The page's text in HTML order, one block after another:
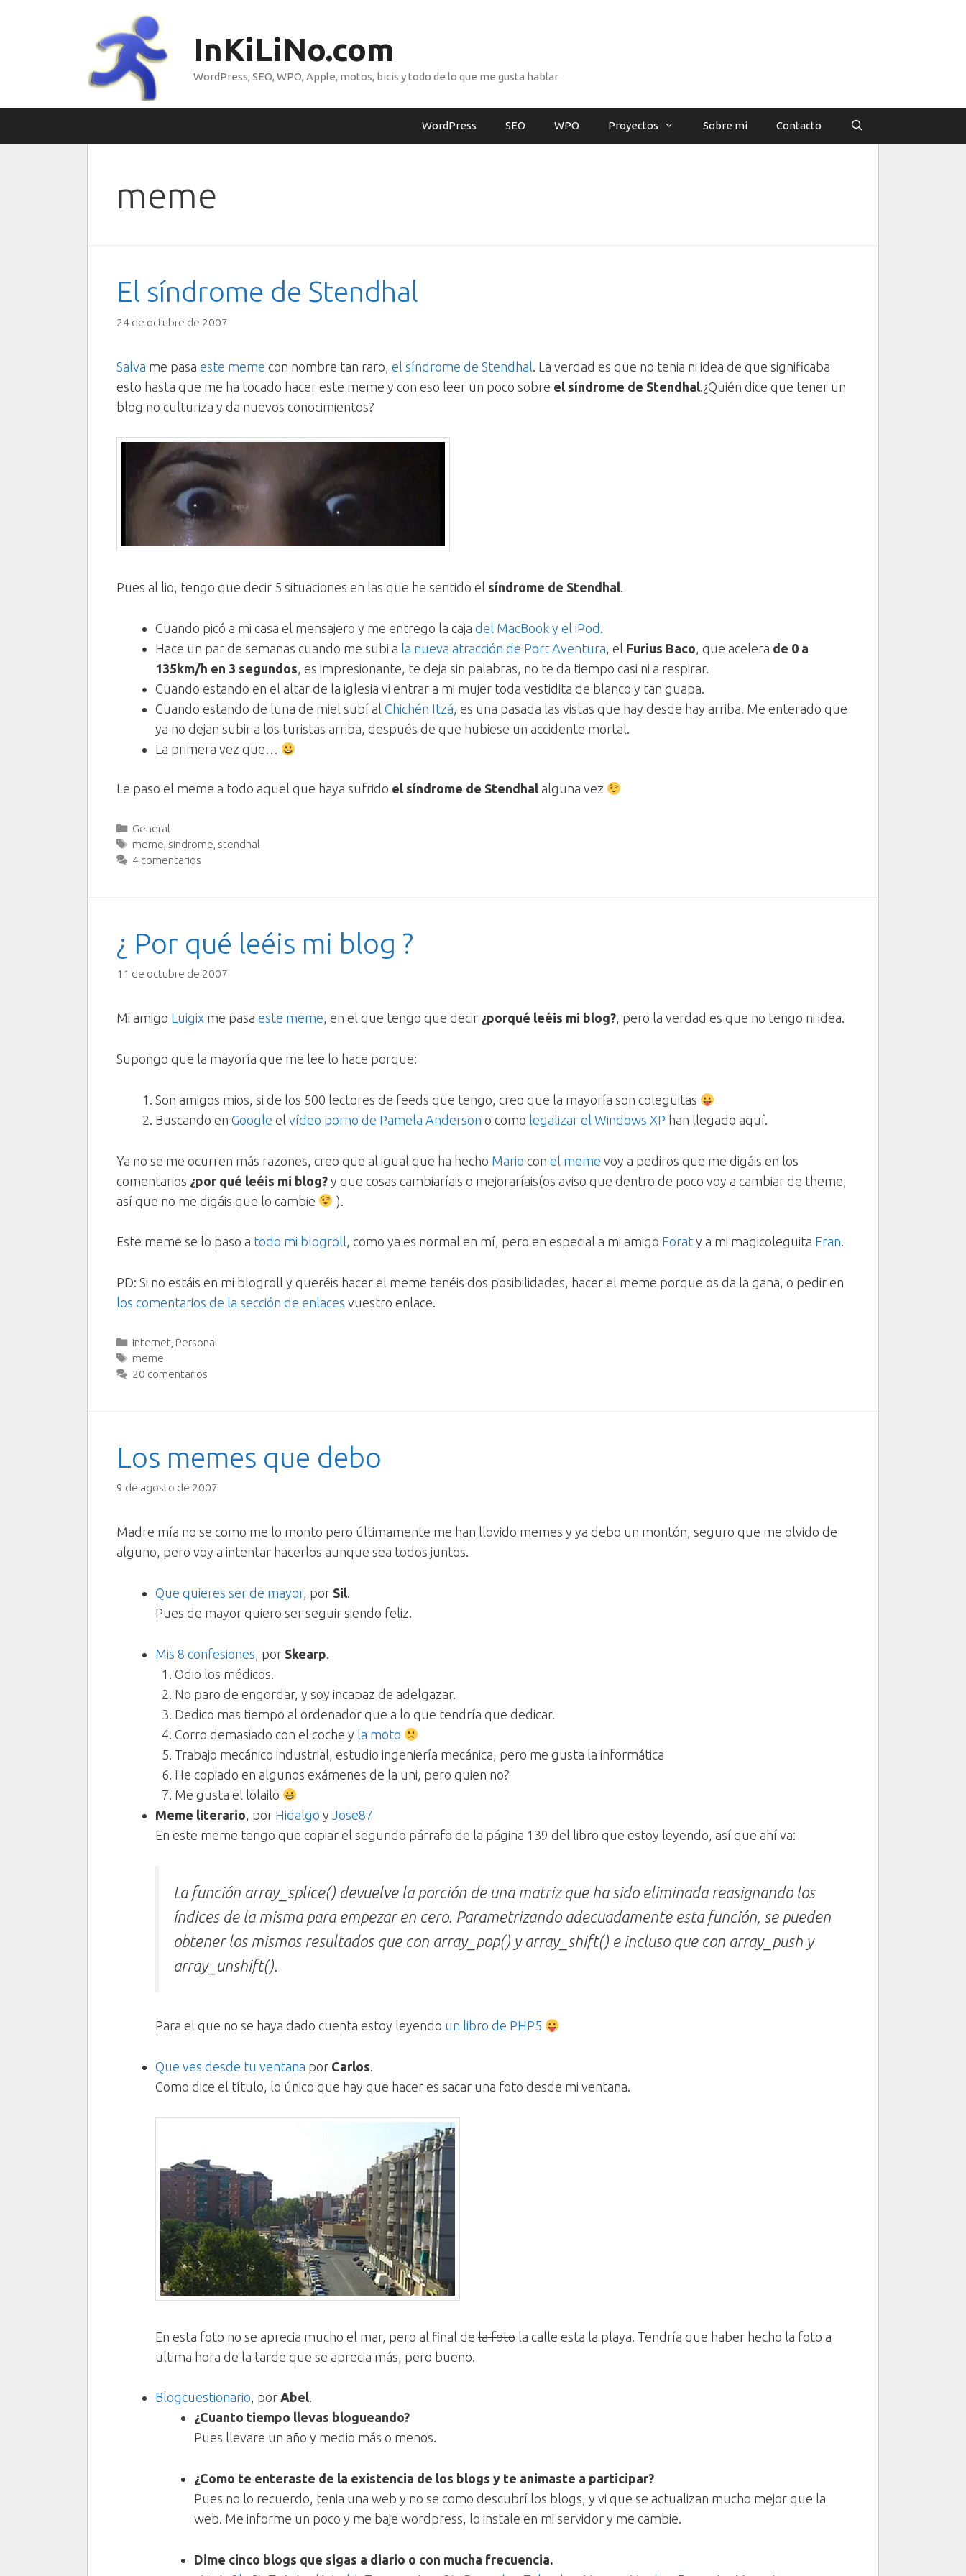
InKiLiNo.com
WordPress, SEO, WPO, Apple, motos, bicis y todo de lo que me gusta hablar
WordPress SEO WPO Proyectos Sobre mí Contacto
meme
El síndrome de Stendhal
24 de octubre de 2007
Salva me pasa este meme con nombre tan raro, el síndrome de Stendhal . La verdad es que no tenia ni idea de que significaba
esto hasta que me ha tocado hacer este meme y con eso leer un poco sobre el síndrome de Stendhal .¿Quién dice que tener un
blog no culturiza y da nuevos conocimientos?
Pues al lio, tengo que decir 5 situaciones en las que he sentido el síndrome de Stendhal.
Cuando picó a mi casa el mensajero y me entrego la caja del MacBook y el iPod .
Hace un par de semanas cuando me subi a la nueva atracción de Port Aventura, el Furius Baco, que acelera de 0 a
135km/h en 3 segundos, es impresionante, te deja sin palabras, no te da tiempo casi ni a respirar.
Cuando estando en el altar de la iglesia vi entrar a mi mujer toda vestidita de blanco y tan guapa.
Cuando estando de luna de miel subí al Chichén Itzá, es una pasada las vistas que hay desde hay arriba. Me enterado que
ya no dejan subir a los turistas arriba, después de que hubiese un accidente mortal.
La primera vez que…
Le paso el meme a todo aquel que haya sufrido el síndrome de Stendhal alguna vez
Categorías
General
Etiquetas
meme sindrome stendhal
4 comentarios
¿ Por qué leéis mi blog ?
11 de octubre de 2007
Mi amigo Luigix me pasa este meme, en el que tengo que decir ¿porqué leéis mi blog?, pero la verdad es que no tengo ni idea.
Supongo que la mayoría que me lee lo hace porque:
Son amigos mios, si de los 500 lectores de feeds que tengo, creo que la mayoría son coleguitas
Buscando en Google el vídeo porno de Pamela Anderson o como legalizar el Windows XP han llegado aquí.
Ya no se me ocurren más razones, creo que al igual que ha hecho Mario con el meme voy a pediros que me digáis en los
comentarios ¿por qué leéis mi blog? y que cosas cambiaríais o mejoraríais(os aviso que dentro de poco voy a cambiar de theme,
así que no me digáis que lo cambie
).
Este meme se lo paso a todo mi blogroll, como ya es normal en mí, pero en especial a mi amigo Forat y a mi magicoleguita Fran.
PD: Si no estáis en mi blogroll y queréis hacer el meme tenéis dos posibilidades, hacer el meme porque os da la gana, o pedir en
los comentarios de la sección de enlaces vuestro enlace.
Categorías
Internet Personal
Etiquetas
meme
20 comentarios
Los memes que debo
9 de agosto de 2007
Madre mía no se como me lo monto pero últimamente me han llovido memes y ya debo un montón, seguro que me olvido de
alguno, pero voy a intentar hacerlos aunque sea todos juntos.
Que quieres ser de mayor, por Sil.
Pues de mayor quiero ser seguir siendo feliz.
Mis 8 confesiones, por Skearp.
Odio los médicos.
No paro de engordar, y soy incapaz de adelgazar.
Dedico mas tiempo al ordenador que a lo que tendría que dedicar.
Corro demasiado con el coche y la moto
Trabajo mecánico industrial, estudio ingeniería mecánica, pero me gusta la informática
He copiado en algunos exámenes de la uni, pero quien no?
Me gusta el lolailo
Meme literario, por Hidalgo y Jose87
En este meme tengo que copiar el segundo párrafo de la página 139 del libro que estoy leyendo, así que ahí va:
La función array_splice() devuelve la porción de una matriz que ha sido eliminada reasignando los
índices de la misma para empezar en cero. Parametrizando adecuadamente esta función, se pueden
obtener los mismos resultados que con array_pop() y array_shift() e incluso que con array_push y
array_unshift().
Para el que no se haya dado cuenta estoy leyendo un libro de PHP5
Que ves desde tu ventana por Carlos.
Como dice el título, lo único que hay que hacer es sacar una foto desde mi ventana.
En esta foto no se aprecia mucho el mar, pero al final de la foto la calle esta la playa. Tendría que haber hecho la foto a
ultima hora de la tarde que se aprecia más, pero bueno.
Blogcuestionario, por Abel.
¿Cuanto tiempo llevas blogueando?
Pues llevare un año y medio más o menos.
¿Como te enteraste de la existencia de los blogs y te animaste a participar?
Pues no lo recuerdo, tenia una web y no se como descubrí los blogs, y vi que se actualizan mucho mejor que la
web. Me informe un poco y me baje wordpress, lo instale en mi servidor y me cambie.
Dime cinco blogs que sigas a diario o con mucha frecuencia.